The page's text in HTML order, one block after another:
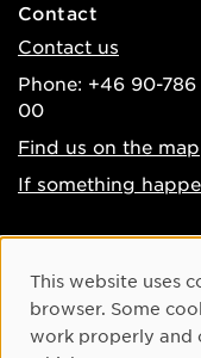
Contact
Contact us
Phone: +46 90-
00
Find us on the map
If something
Accessibility of
Processing of
data
Cookie
This website uses
browser. Some
work properly and